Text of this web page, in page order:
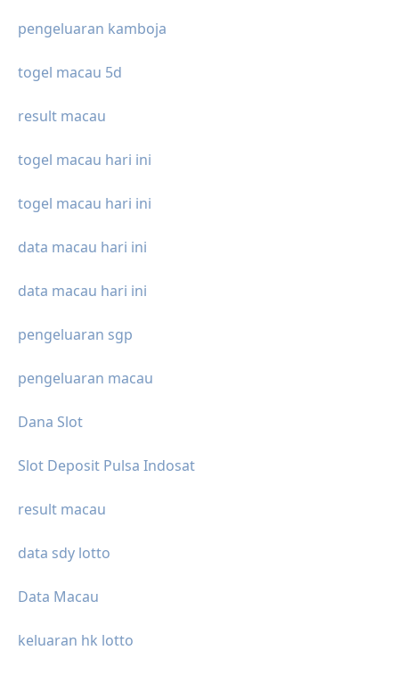
pengeluaran kamboja
togel macau 5d
result macau
togel macau hari ini
togel macau hari ini
data macau hari ini
data macau hari ini
pengeluaran sgp
pengeluaran macau
Dana Slot
Slot Deposit Pulsa Indosat
result macau
data sdy lotto
Data Macau
keluaran hk lotto